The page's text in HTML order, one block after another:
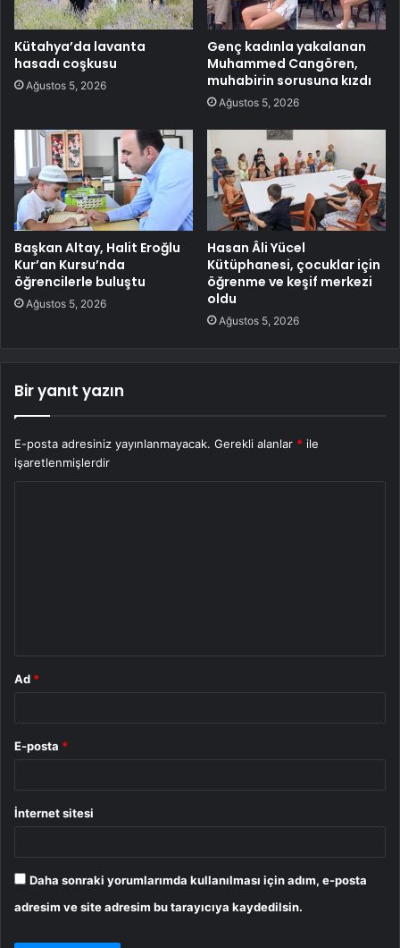
Kütahya’da lavanta
hasadı coşkusu
Ağustos 5, 2026
Genç kadınla yakalanan
Muhammed Cangören,
muhabirin sorusuna kızdı
Ağustos 5, 2026
Başkan Altay, Halit Eroğlu
Kur’an Kursu’nda
öğrencilerle buluştu
Ağustos 5, 2026
Hasan Âli Yücel
Kütüphanesi, çocuklar için
öğrenme ve keşif merkezi
oldu
Ağustos 5, 2026
Bir yanıt yazın
E-posta adresiniz yayınlanmayacak. Gerekli alanlar * ile
işaretlenmişlerdir
Ad *
E-posta *
İnternet sitesi
Daha sonraki yorumlarımda kullanılması için adım, e-posta
adresim ve site adresim bu tarayıcıya kaydedilsin.